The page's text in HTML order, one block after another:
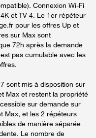
Connexion Wi-Fi
et TV 4. Le 1er répéteur
pour les offres Up et
sur Max sont
72h après la demande
pas cumulable avec les
sont mis à disposition sur
Max et restent la propriété
sur demande sur
Max, et les 2 répéteurs
de manière séparée
Le nombre de